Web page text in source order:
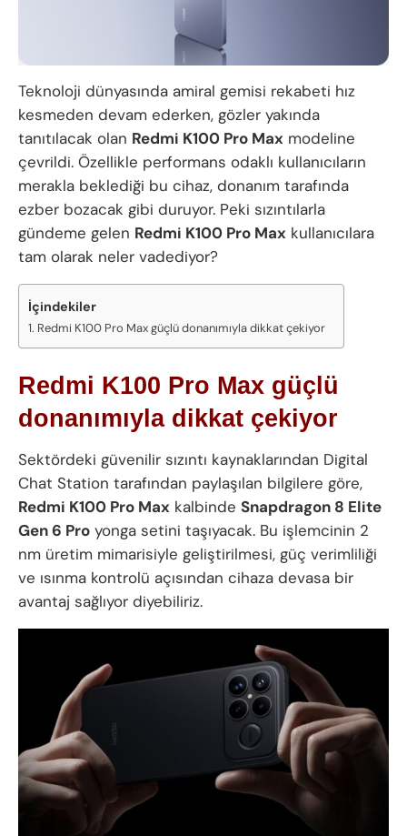
Teknoloji dünyasında amiral gemisi rekabeti hız
kesmeden devam ederken, gözler yakında
tanıtılacak olan Redmi K100 Pro Max modeline
çevrildi. Özellikle performans odaklı kullanıcıların
merakla beklediği bu cihaz, donanım tarafında
ezber bozacak gibi duruyor. Peki sızıntılarla
gündeme gelen Redmi K100 Pro Max kullanıcılara
tam olarak neler vadediyor?
İçindekiler
Redmi K100 Pro Max güçlü donanımıyla dikkat çekiyor
Redmi K100 Pro Max güçlü
donanımıyla dikkat çekiyor
Sektördeki güvenilir sızıntı kaynaklarından Digital
Chat Station tarafından paylaşılan bilgilere göre,
Redmi K100 Pro Max kalbinde Snapdragon 8 Elite
Gen 6 Pro yonga setini taşıyacak. Bu işlemcinin 2
nm üretim mimarisiyle geliştirilmesi, güç verimliliği
ve ısınma kontrolü açısından cihaza devasa bir
avantaj sağlıyor diyebiliriz.